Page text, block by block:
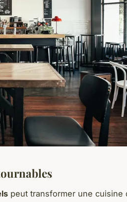
peut transformer une cuisine